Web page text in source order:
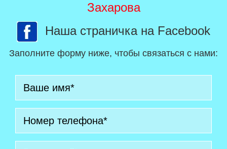
Захарова
Наша страничка на Facebook
Заполните форму ниже, чтобы связаться с нами: